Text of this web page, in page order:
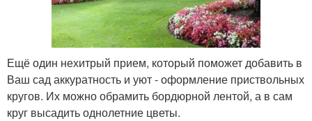
Ещё один нехитрый прием, который поможет добавить в
Ваш сад аккуратность и уют - оформление приствольных
кругов. Их можно обрамить бордюрной лентой, а в сам
круг высадить однолетние цветы.